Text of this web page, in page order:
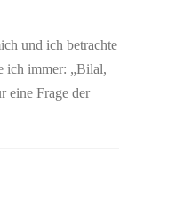
und ich betrachte
ich immer: „Bilal,
eine Frage der